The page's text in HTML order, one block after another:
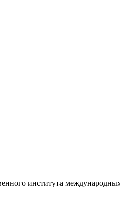
института